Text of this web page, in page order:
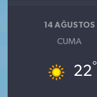
14 AĞUSTOS
CUMA
22°